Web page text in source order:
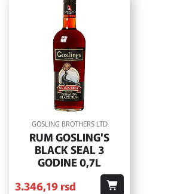
GOSLING BROTHERS LTD
RUM GOSLING'S
BLACK SEAL 3
GODINE 0,7L
3.346,19rsd